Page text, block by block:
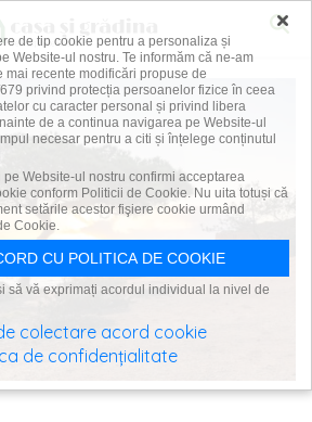
×
de tip cookie pentru a personaliza și
Website-ul nostru. Te informăm că ne-am
recente modificări propuse de
privind protecția persoanelor fizice în ceea
cu caracter personal și privind libera
de a continua navigarea pe Website-ul
necesar pentru a citi și înțelege conținutul
Website-ul nostru confirmi acceptarea
conform Politicii de Cookie. Nu uita totuși că
setările acestor fişiere cookie urmând
Cookie.
CU POLITICA DE COOKIE
să vă exprimați acordul individual la nivel de
colectare acord cookie
de confidențialitate